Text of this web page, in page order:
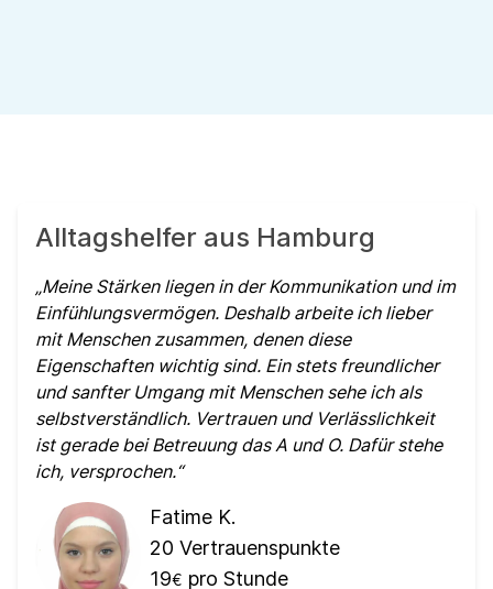
Alltagshelfer aus Hamburg
Meine Stärken liegen in der Kommunikation und im
Einfühlungsvermögen. Deshalb arbeite ich lieber
mit Menschen zusammen, denen diese
Eigenschaften wichtig sind. Ein stets freundlicher
und sanfter Umgang mit Menschen sehe ich als
selbstverständlich. Vertrauen und Verlässlichkeit
ist gerade bei Betreuung das A und O. Dafür stehe
ich, versprochen.
Fatime K.
20 Vertrauenspunkte
19€ pro Stunde